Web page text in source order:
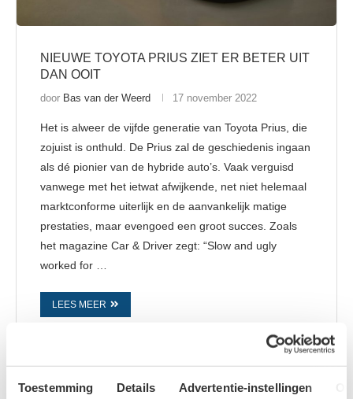
Toestemming Details Advertentie-instellingen
NIEUWE TOYOTA PRIUS ZIET ER BETER UIT
DAN OOIT
door Bas van der Weerd 17 november 2022
Het is alweer de vijfde generatie van Toyota Prius, die
zojuist is onthuld. De Prius zal de geschiedenis ingaan
als dé pionier van de hybride auto’s. Vaak verguisd
vanwege met het ietwat afwijkende, net niet helemaal
marktconforme uiterlijk en de aanvankelijk matige
prestaties, maar evengoed een groot succes. Zoals
het magazine Car & Driver zegt: “Slow and ugly
worked for …
LEES MEER